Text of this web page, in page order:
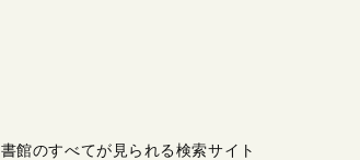
館のすべてが見られる検索サイト